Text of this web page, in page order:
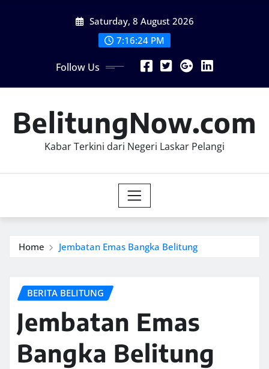
Saturday, 8 August 2026
7:16:26 PM
Follow Us
BelitungNow.com
Kabar Terkini dari Negeri Laskar Pelangi
Home Jembatan Emas Bangka Belitung
BERITA BELITUNG
Jembatan Emas
Bangka Belitung